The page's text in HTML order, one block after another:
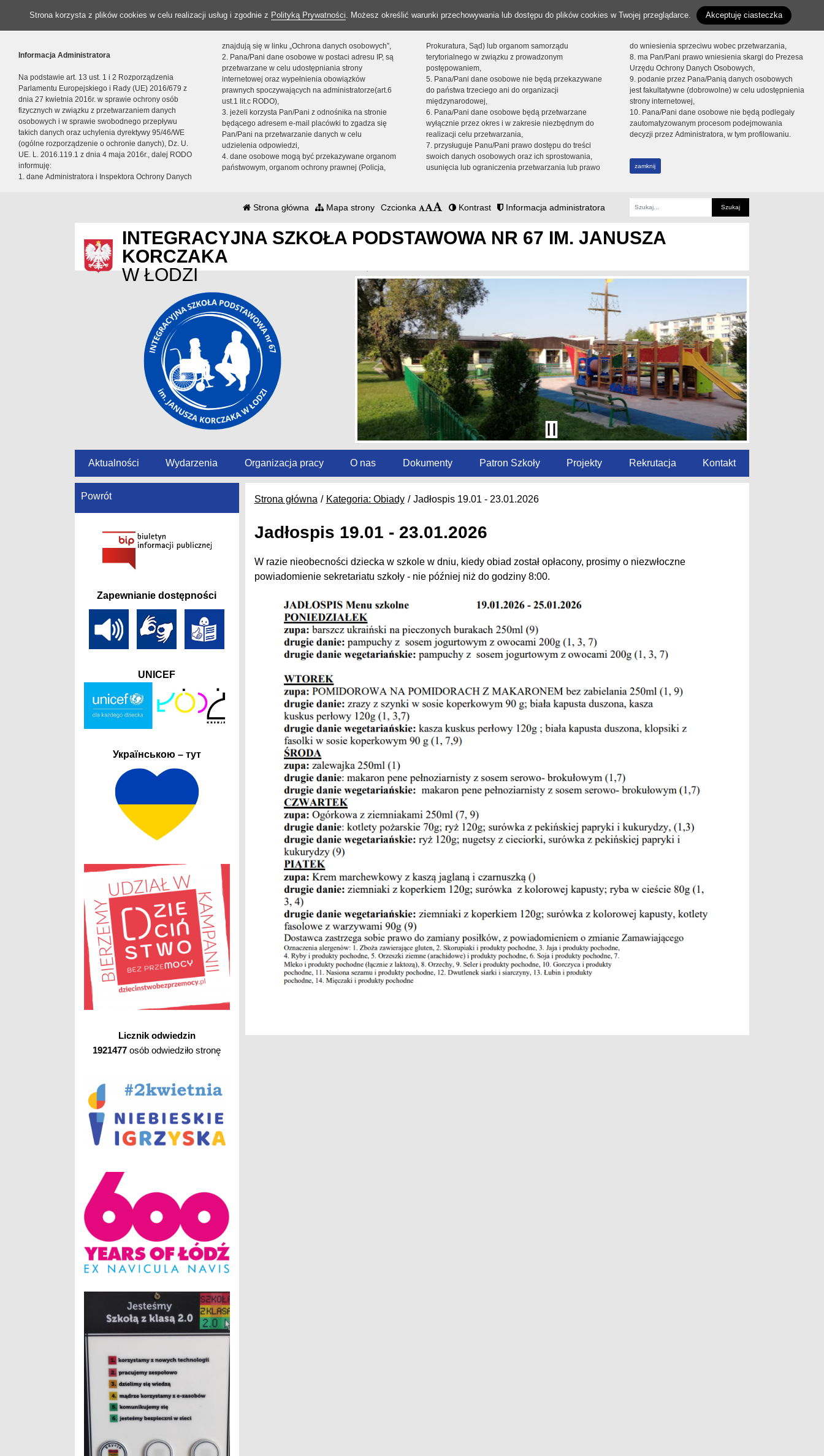
Strona korzysta z plików cookies w celu realizacji usług i zgodnie z Polityką Prywatności. Możesz określić warunki przechowywania lub dostępu do plików cookies w Twojej przeglądarce. Akceptuję ciasteczka
Informacja Administratora
Na podstawie art. 13 ust. 1 i 2 Rozporządzenia
Parlamentu Europejskiego i Rady (UE) 2016/679 z
dnia 27 kwietnia 2016r. w sprawie ochrony osób
fizycznych w związku z przetwarzaniem danych
osobowych i w sprawie swobodnego przepływu
takich danych oraz uchylenia dyrektywy 95/46/WE
(ogólne rozporządzenie o ochronie danych), Dz. U.
UE. L. 2016.119.1 z dnia 4 maja 2016r., dalej RODO
informuję:
1. dane Administratora i Inspektora Ochrony Danych
znajdują się w linku „Ochrona danych osobowych”,
2. Pana/Pani dane osobowe w postaci adresu IP, są
przetwarzane w celu udostępniania strony
internetowej oraz wypełnienia obowiązków
prawnych spoczywających na administratorze(art.6
ust.1 lit.c RODO),
3. jeżeli korzysta Pan/Pani z odnośnika na stronie
będącego adresem e-mail placówki to zgadza się
Pan/Pani na przetwarzanie danych w celu
udzielenia odpowiedzi,
4. dane osobowe mogą być przekazywane organom
państwowym, organom ochrony prawnej (Policja,
Prokuratura, Sąd) lub organom samorządu
terytorialnego w związku z prowadzonym
postępowaniem,
5. Pana/Pani dane osobowe nie będą przekazywane
do państwa trzeciego ani do organizacji
międzynarodowej,
6. Pana/Pani dane osobowe będą przetwarzane
wyłącznie przez okres i w zakresie niezbędnym do
realizacji celu przetwarzania,
7. przysługuje Panu/Pani prawo dostępu do treści
swoich danych osobowych oraz ich sprostowania,
usunięcia lub ograniczenia przetwarzania lub prawo
do wniesienia sprzeciwu wobec przetwarzania,
8. ma Pan/Pani prawo wniesienia skargi do Prezesa
Urzędu Ochrony Danych Osobowych,
9. podanie przez Pana/Panią danych osobowych
jest fakultatywne (dobrowolne) w celu udostępnienia
strony internetowej,
10. Pana/Pani dane osobowe nie będą podlegały
zautomatyzowanym procesom podejmowania
decyzji przez Administratora, w tym profilowaniu.
zamknij
Strona główna Mapa strony Czcionka Kontrast Informacja administratora
Fraza
INTEGRACYJNA SZKOŁA PODSTAWOWA NR 67 IM. JANUSZA
KORCZAKA
W ŁODZI
Aktualności Wydarzenia Organizacja pracy O nas Dokumenty Patron Szkoły Projekty Rekrutacja Kontakt
Strona główna Kategoria: Obiady Jadłospis 19.01 - 23.01.2026
Jadłospis 19.01 - 23.01.2026
W razie nieobecności dziecka w szkole w dniu, kiedy obiad został opłacony, prosimy o niezwłoczne
powiadomienie sekretariatu szkoły - nie później niż do godziny 8:00.
Powrót
Zapewnianie dostępności
UNICEF
Українською – тут
Licznik odwiedzin
1921477 osób odwiedziło stronę